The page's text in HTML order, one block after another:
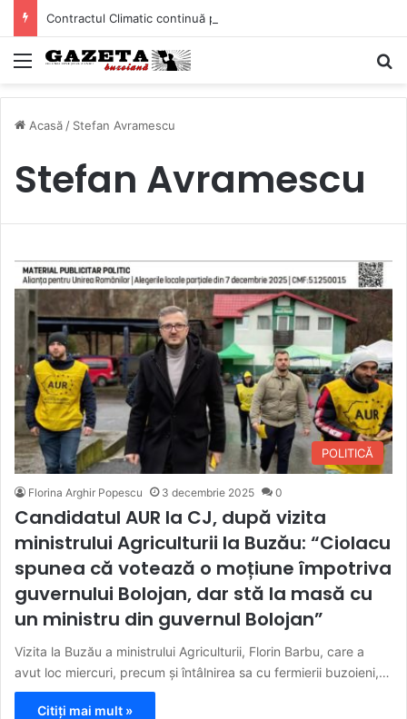
Mediu
Acasă / Stefan Avramescu
Stefan Avramescu
POLITICĂ
Florina Arghir Popescu 3 decembrie 2025 0
Candidatul AUR la CJ, după vizita
ministrului Agriculturii la Buzău: “Ciolacu
spunea că votează o moțiune împotriva
guvernului Bolojan, dar stă la masă cu
un ministru din guvernul Bolojan”
Vizita la Buzău a ministrului Agriculturii, Florin Barbu, care a
avut loc miercuri, precum și întâlnirea sa cu fermierii buzoieni,…
Citiți mai mult »